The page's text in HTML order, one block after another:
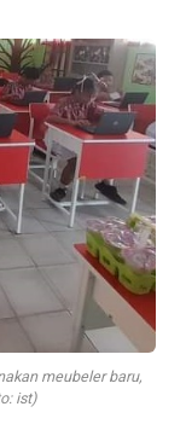
meubeler baru,
ist)